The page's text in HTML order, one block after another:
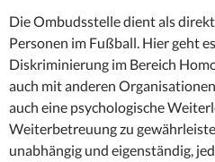
Die Ombudsstelle dient als
Personen im Fußball. Hier geht
Diskriminierung im Bereich
auch mit anderen
auch eine psychologische
Weiterbetreuung zu
unabhängig und eigen­ständig,